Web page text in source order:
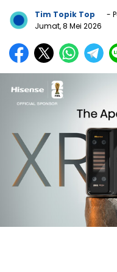
Tim Topik Top
-
Jumat, 8 Mei 2026